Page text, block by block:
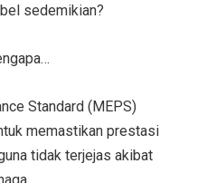
sedemikian?
Standard (MEPS)
memastikan prestasi
tidak terjejas akibat